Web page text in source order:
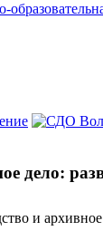
дело:
и